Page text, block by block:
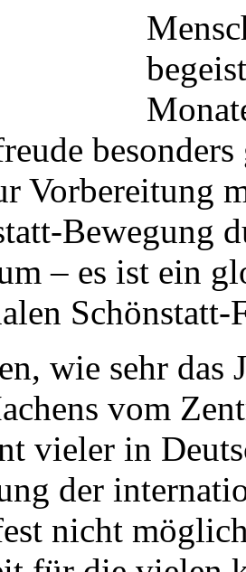
Vorbereitung
Bewegung
– es ist ein
Schönstatt-
wie sehr das
vom
vieler in
der
nicht